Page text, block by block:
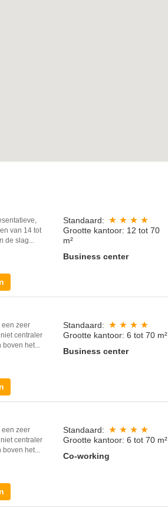
van 14 tot
de slag...
Standaard:
Grootte kantoor: 12 tot 70
m²
Business center
een zeer
centraler
boven het...
Standaard:
Grootte kantoor: 6 tot 70 m²
Business center
een zeer
centraler
boven het...
Standaard:
Grootte kantoor: 6 tot 70 m²
Co-working